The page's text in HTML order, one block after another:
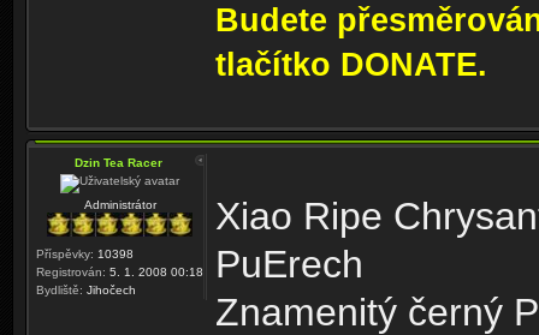
Budete
tlačítko DONATE.
Dzin Tea Racer
Administrátor
Příspěvky: 10398
Registrován: 5. 1. 2008 00:18
Bydliště: Jihočech
Xiao Ripe
PuErech
Znamenitý černý